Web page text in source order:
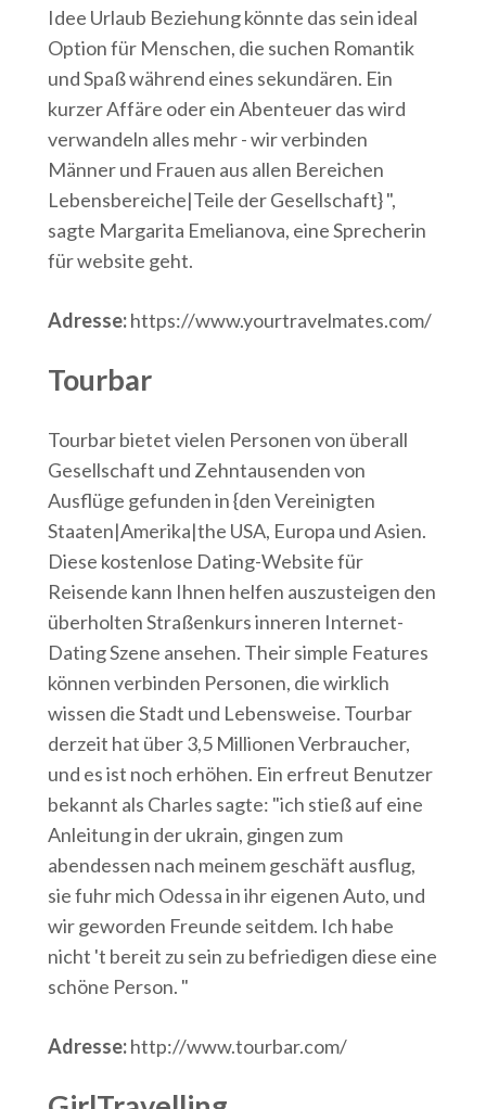
Idee Urlaub Beziehung könnte das sein ideal
Option für Menschen, die suchen Romantik
und Spaß während eines sekundären. Ein
kurzer Affäre oder ein Abenteuer das wird
verwandeln alles mehr - wir verbinden
Männer und Frauen aus allen Bereichen
Lebensbereiche|Teile der Gesellschaft} ",
sagte Margarita Emelianova, eine Sprecherin
für website geht.
Adresse:https://www.yourtravelmates.com/
Tourbar
Tourbar bietet vielen Personen von überall
Gesellschaft und Zehntausenden von
Ausflüge gefunden in {den Vereinigten
Staaten|Amerika|the USA, Europa und Asien.
Diese kostenlose Dating-Website für
Reisende kann Ihnen helfen auszusteigen den
überholten Straßenkurs inneren Internet-
Dating Szene ansehen. Their simple Features
können verbinden Personen, die wirklich
wissen die Stadt und Lebensweise. Tourbar
derzeit hat über 3,5 Millionen Verbraucher,
und es ist noch erhöhen. Ein erfreut Benutzer
bekannt als Charles sagte: "ich stieß auf eine
Anleitung in der ukrain, gingen zum
abendessen nach meinem geschäft ausflug,
sie fuhr mich Odessa in ihr eigenen Auto, und
wir geworden Freunde seitdem. Ich habe
nicht 't bereit zu sein zu befriedigen diese eine
schöne Person. "
Adresse:http://www.tourbar.com/